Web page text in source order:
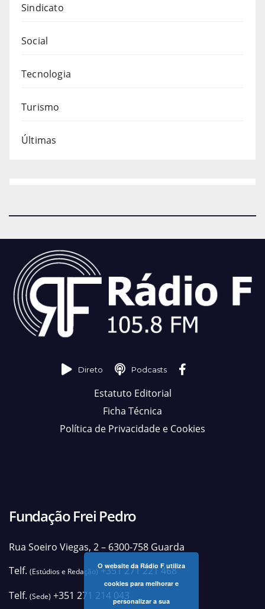
Sindicato
Social
Tecnologia
Turismo
Últimas
Direto Podcasts
Estatuto Editorial
Ficha Técnica
Política de Privacidade e Cookies
Fundação Frei Pedro
Rua Soeiro Viegas, 2 – 6300-758 Guarda
Telf. (Estúdios e Redação)+351 271 221 468
Telf. (Sede) +351 271 214 043
O website da Rádio F utiliza
cookies para melhorar e
personalizar a sua